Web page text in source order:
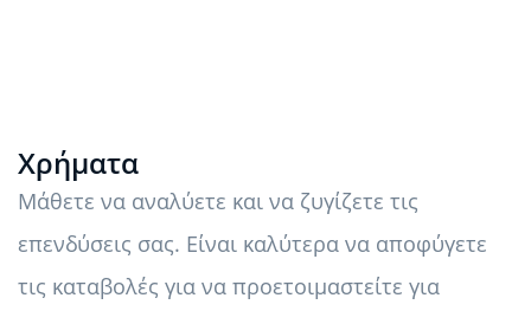
Χρήματα
Μάθετε να αναλύετε και να ζυγίζετε τις
επενδύσεις σας. Είναι καλύτερα να αποφύγετε
τις καταβολές για να προετοιμαστείτε για